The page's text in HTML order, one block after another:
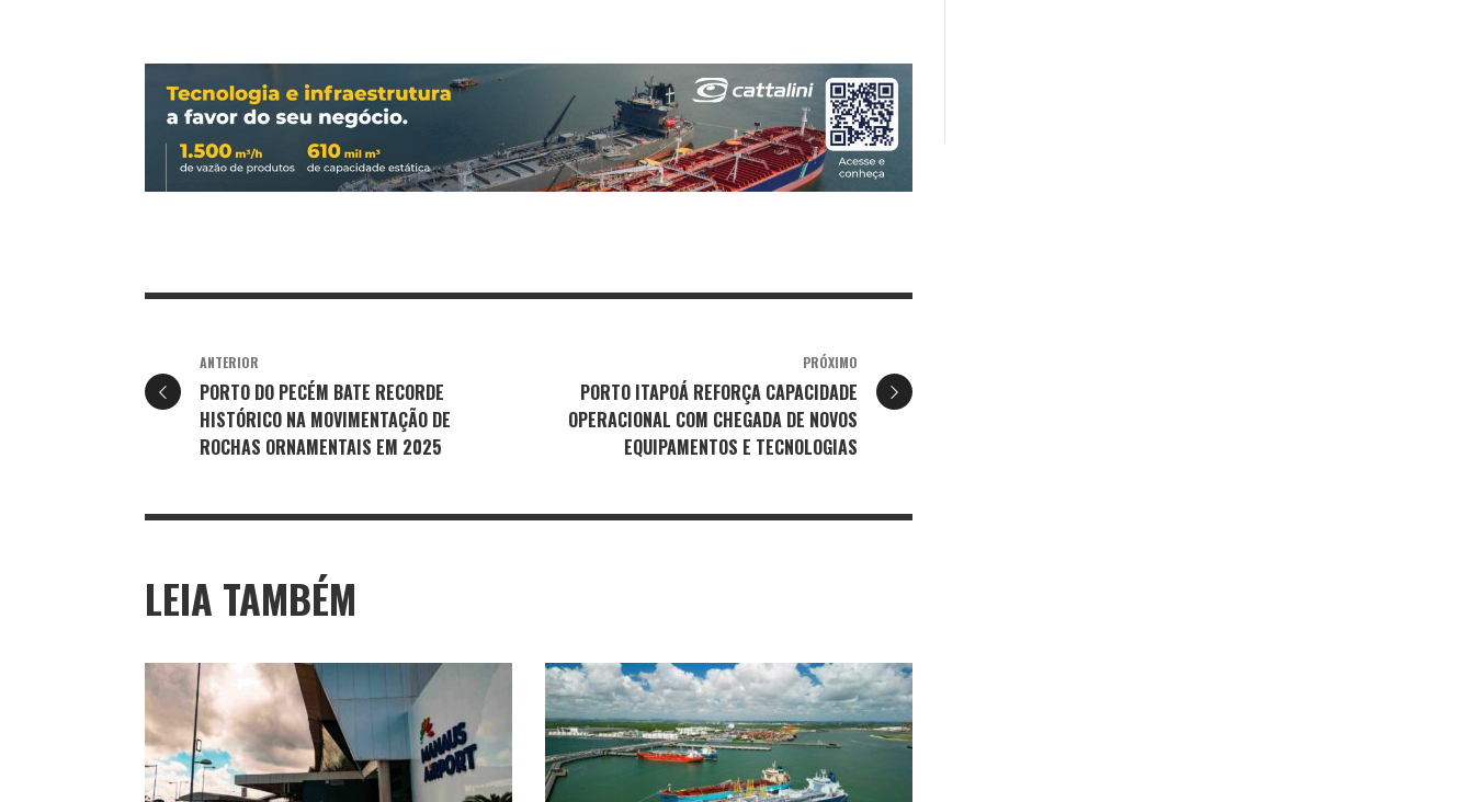
ANTERIOR
PORTO DO PECÉM BATE RECORDE
HISTÓRICO NA MOVIMENTAÇÃO DE
ROCHAS ORNAMENTAIS EM 2025
PRÓXIMO
PORTO ITAPOÁ REFORÇA CAPACIDADE
OPERACIONAL COM CHEGADA DE NOVOS
EQUIPAMENTOS E TECNOLOGIAS
LEIA TAMBÉM